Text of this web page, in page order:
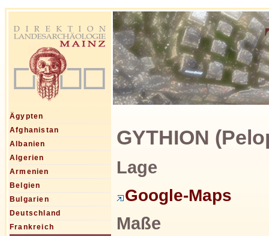
Ägypten
Afghanistan
Albanien
Algerien
Armenien
Belgien
Bulgarien
Deutschland
Frankreich
GYTHION
Lage
Google-Maps
Maße